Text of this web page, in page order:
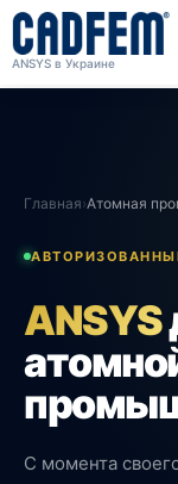
ANSYS в Украине
Главная›Атомная
ANSYS
С момента